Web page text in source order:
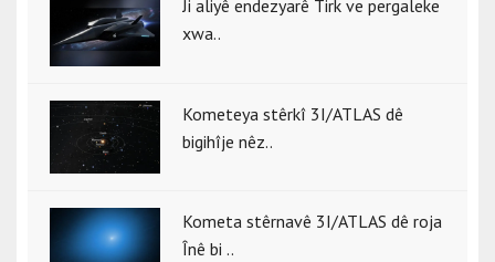
Ji aliyê endezyarê Tirk ve pergaleke
xwa..
Kometeya stêrkî 3I/ATLAS dê
bigihîje nêz..
Kometa stêrnavê 3I/ATLAS dê roja
Înê bi ..